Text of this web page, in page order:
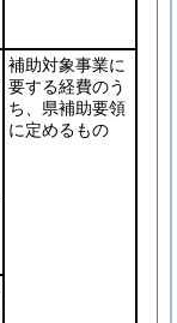
補助対象事業に
要する経費のう
ち、県補助要領
に定めるもの